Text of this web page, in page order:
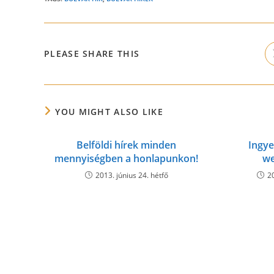
PLEASE SHARE THIS
YOU MIGHT ALSO LIKE
Belföldi hírek minden
mennyiségben a honlapunkon!
2013. június 24. hétfő